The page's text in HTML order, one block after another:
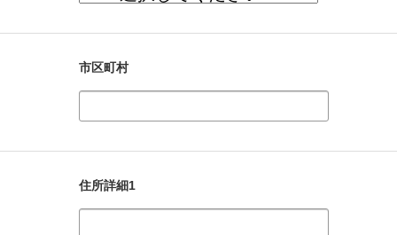
市区町村
住所詳細1